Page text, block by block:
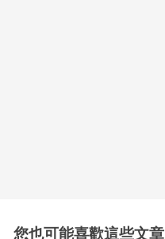
您也可能喜歡這些文章